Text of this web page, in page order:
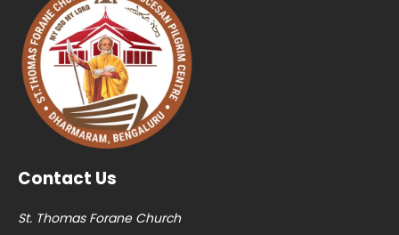
Contact Us
St. Thomas Forane Church